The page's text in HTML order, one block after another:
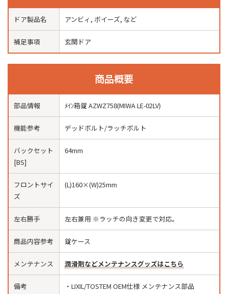
ドア製品名 アンビィ, ボイーズ, など
補足事項 玄関ドア
商品概要
部品情報 ﾒｲﾝ箱錠 AZWZ758(MIWA LE-02LV)
機能参考 デッドボルト/ラッチボルト
バックセット
[BS]
64mm
フロントサイ
ズ
(L)160×(W)25mm
左右勝手 左右兼用 ※ラッチの向き変更で対応。
商品内容参考 錠ケース
メンテナンス 潤滑剤などメンテナンスグッズはこちら
備考 ・LIXIL/TOSTEM OEM仕様 メンテナンス部品